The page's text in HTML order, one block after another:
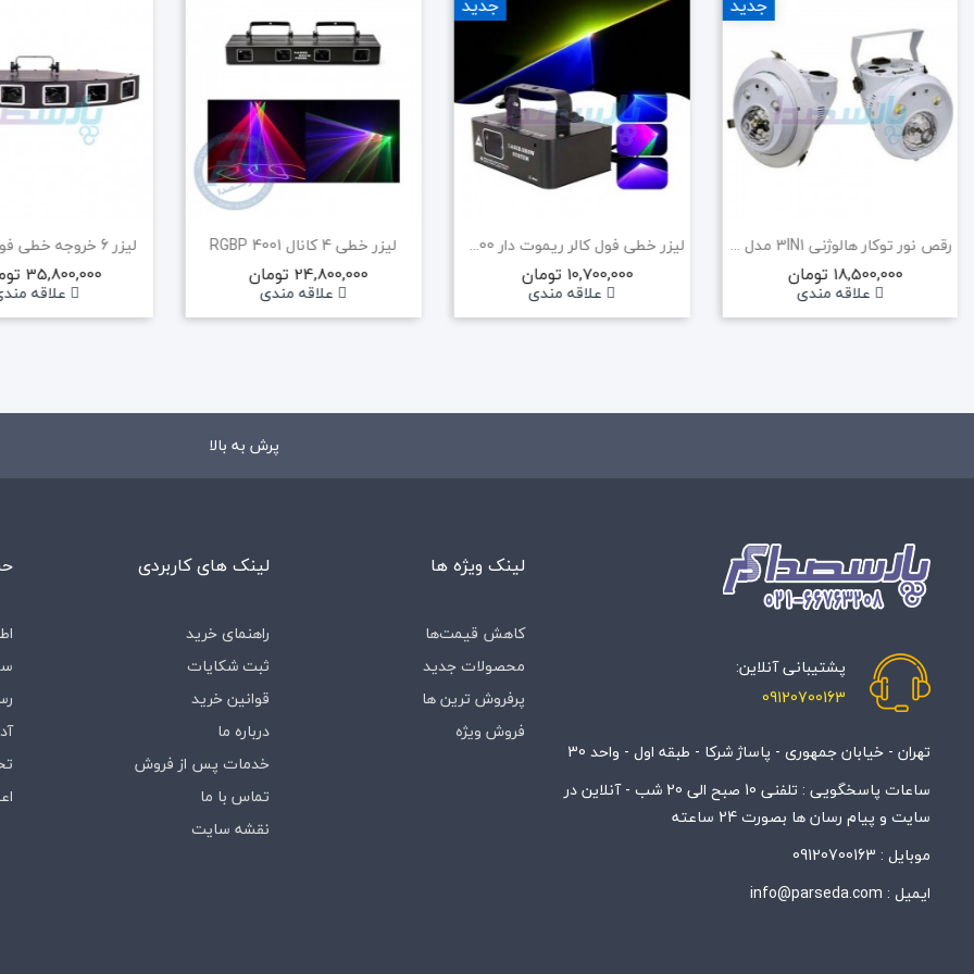
رقص نور توکار هالوژنی 3IN1 مدل X6
18,500,000 تومان
علاقه مندی
لیزر خطی فول کالر ریموت دار RGB500
10,700,000 تومان
علاقه مندی
لیزر خطی 4 کانال RGBP 4001
24,800,000 تومان
علاقه مندی
لیزر 6 خروجه خطی فولکالر 6eye
35,800,000 تومان
علاقه
پرش به بالا
پشتیبانی آنلاین:
09120700163
تهران - خیابان جمهوری - پاساژ شرکا - طبقه اول - واحد 30
ساعات پاسخگویی : تلفنی 10 صبح الی 20 شب - آنلاین در
سایت و پیام رسان ها بصورت 24 ساعته
موبایل : 09120700163
ایمیل : info@parseda.com
لینک ویژه ها
کاهش قیمت‌ها
محصولات جدید
پرفروش ترین ها
فروش ویژه
لینک های کاربردی
راهنمای خرید
ثبت شکایات
قوانین خرید
درباره‌ ما
خدمات پس از فروش
تماس با ما
نقشه سایت